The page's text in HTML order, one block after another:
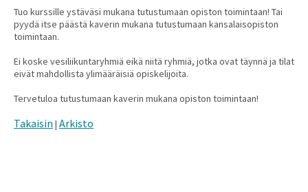
Tuo kurssille ystäväsi mukana tutustumaan opiston toimintaan! Tai
pyydä itse päästä kaverin mukana tutustumaan kansalaisopiston
toimintaan.
Ei koske vesiliikuntaryhmiä eikä niitä ryhmiä, jotka ovat täynnä ja tilat
eivät mahdollista ylimääräisiä opiskelijoita.
Tervetuloa tutustumaan kaverin mukana opiston toimintaan!
Takaisin | Arkisto